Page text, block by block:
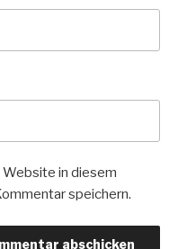
in diesem
speichern.